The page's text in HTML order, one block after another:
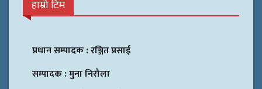
हाम्रो टिम
प्रधान सम्पादक :रञ्जित प्रसाई
सम्पादक :मुना निरौला